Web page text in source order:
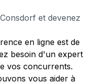
et devenez
en ligne est de
besoin d'un expert
vos concurrents.
vous aider à